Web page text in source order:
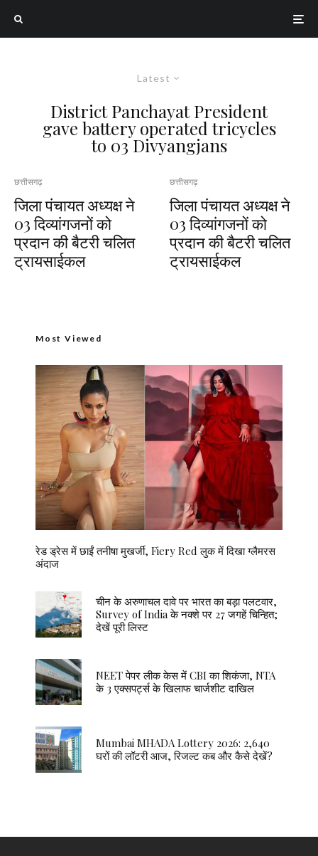
Latest
District Panchayat President
gave battery operated tricycles
to 03 Divyangjans
छत्तीसगढ़
जिला पंचायत अध्यक्ष ने
03 दिव्यांगजनों को
प्रदान की बैटरी चलित
ट्रायसाईकल
छत्तीसगढ़
जिला पंचायत अध्यक्ष ने
03 दिव्यांगजनों को
प्रदान की बैटरी चलित
ट्रायसाईकल
Most Viewed
रेड ड्रेस में छाईं तनीषा मुखर्जी, Fiery Red लुक में दिखा ग्लैमरस
अंदाज
चीन के अरुणाचल दावे पर भारत का बड़ा पलटवार,
Survey of India के नक्शे पर 27 जगहें चिन्हित;
देखें पूरी लिस्ट
NEET पेपर लीक केस में CBI का शिकंजा, NTA
के 3 एक्सपर्ट्स के खिलाफ चार्जशीट दाखिल
Mumbai MHADA Lottery 2026: 2,640
घरों की लॉटरी आज, रिजल्ट कब और कैसे देखें?